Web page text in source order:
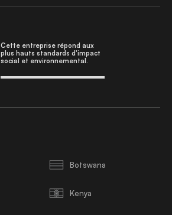
Cette entreprise répond aux
plus hauts standards d'impact
social et environnemental.
Botswana
Kenya